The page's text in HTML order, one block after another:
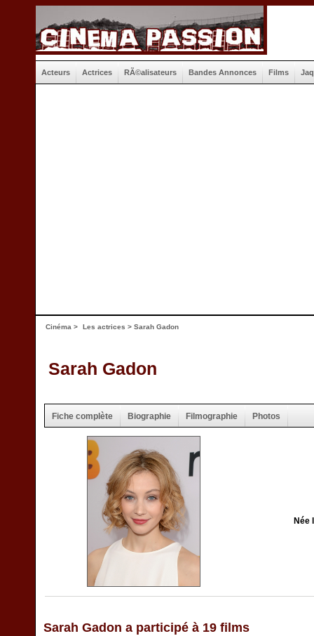
Acteurs Actrices RÃ©alisateurs Bandes Annonces Films
Cinéma > Les actrices > Sarah Gadon
Sarah Gadon
Fiche complète Biographie Filmographie Photos
Née
Sarah Gadon a participé à 19 films